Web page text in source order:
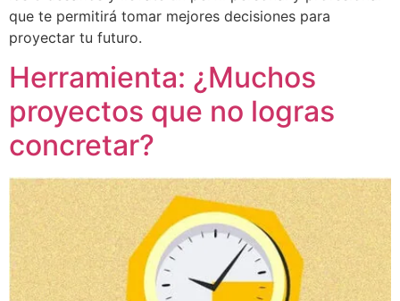
que te permitirá tomar mejores decisiones para
proyectar tu futuro.
Herramienta: ¿Muchos
proyectos que no logras
concretar?